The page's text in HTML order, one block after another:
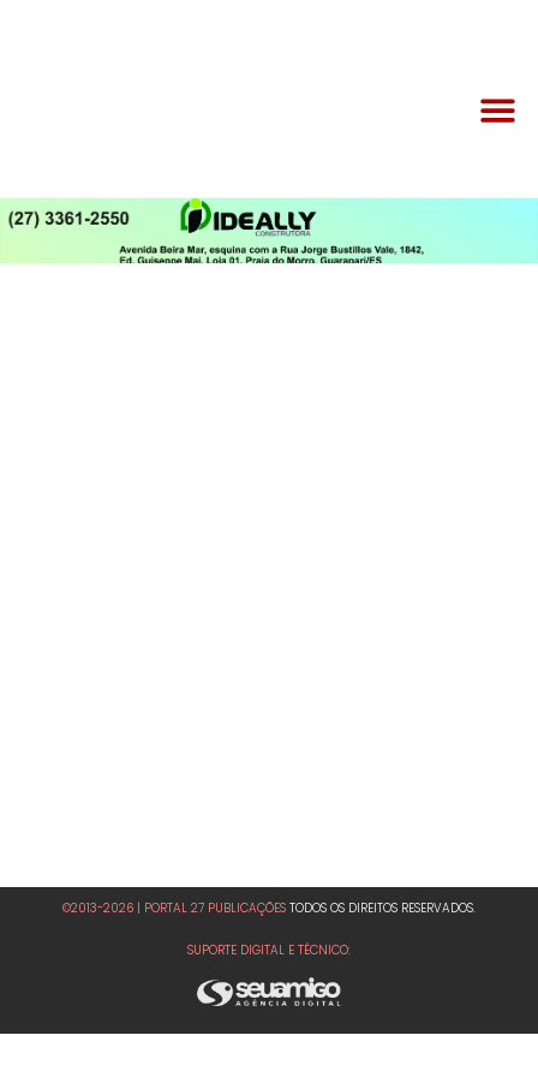
©2013-2026 | PORTAL 27 PUBLICAÇÕES TODOS OS DIREITOS RESERVADOS.
SUPORTE DIGITAL E TÉCNICO: